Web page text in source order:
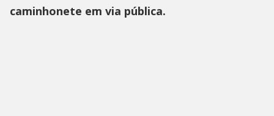
caminhonete em via pública.